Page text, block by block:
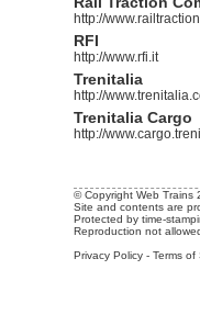
http://
RFI
http://www.rfi.it
Trenitalia
http://
Trenitalia Cargo
http://
© Copyright Web Trains
Site and contents are
Protected by time-
Reproduction not
Privacy Policy - Terms of